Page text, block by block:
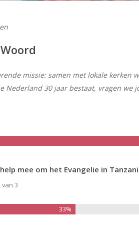
missie: samen met lokale kerken
30 jaar bestaat, vragen we
help mee om het Evangelie in
van 3
33%